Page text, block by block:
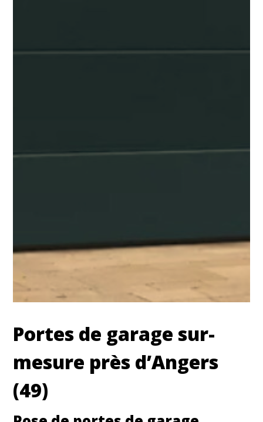
Portes de garage sur-
mesure près d’Angers
(49)